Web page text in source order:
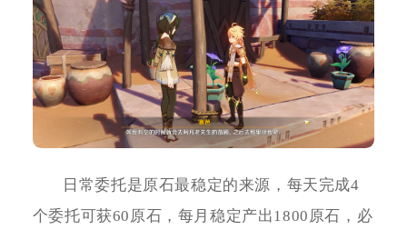
日常委托是原石最稳定的来源，每天完成4
个委托可获60原石，每月稳定产出1800原石，必